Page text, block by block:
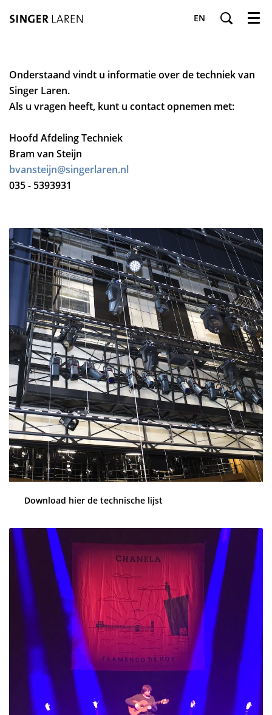
EN Menu
Onderstaand vindt u informatie over de techniek van
Singer Laren.
Als u vragen heeft, kunt u contact opnemen met:
Hoofd Afdeling Techniek
Bram van Steijn
bvansteijn@singerlaren.nl
035 - 5393931
Download hier de technische lijst